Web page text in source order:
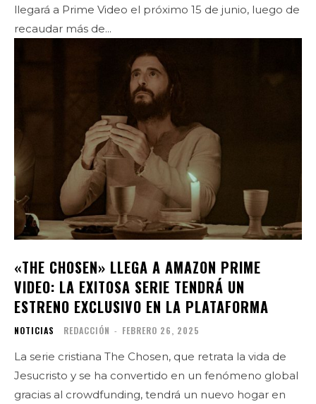
llegará a Prime Video el próximo 15 de junio, luego de
recaudar más de...
«THE CHOSEN» LLEGA A AMAZON PRIME
VIDEO: LA EXITOSA SERIE TENDRÁ UN
ESTRENO EXCLUSIVO EN LA PLATAFORMA
NOTICIAS REDACCIÓN - FEBRERO 26, 2025
La serie cristiana The Chosen, que retrata la vida de
Jesucristo y se ha convertido en un fenómeno global
gracias al crowdfunding, tendrá un nuevo hogar en